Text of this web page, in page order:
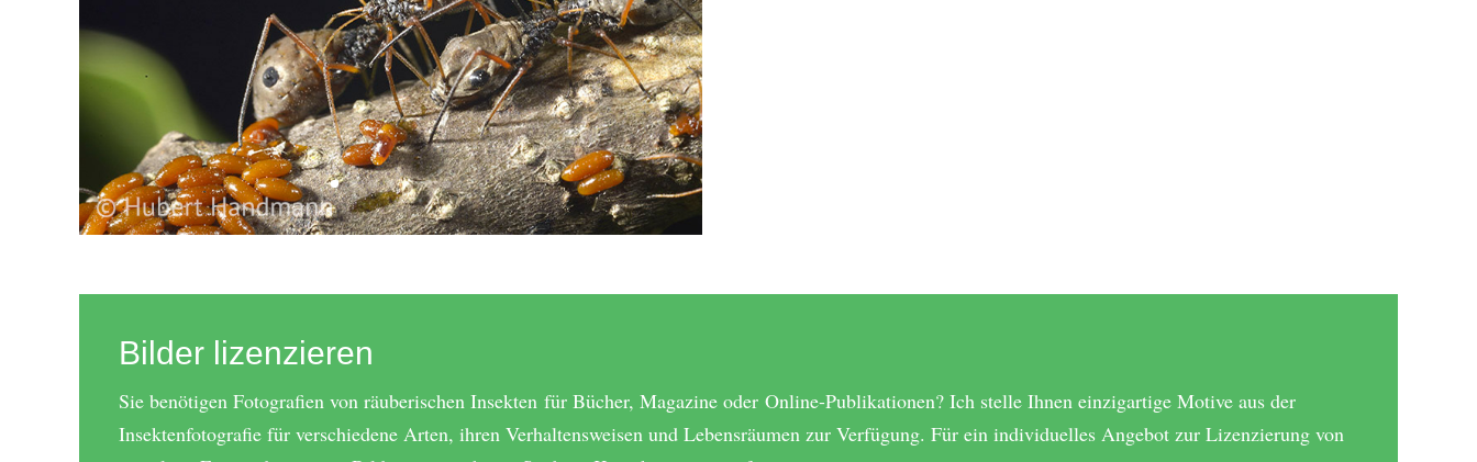
Bilder lizenzieren
Sie benötigen Fotografien von räuberischen Insekten für Bücher, Magazine oder Online-Publikationen? Ich stelle Ihnen einzigartige Motive aus der
Insektenfotografie für verschiedene Arten, ihren Verhaltensweisen und Lebensräumen zur Verfügung. Für ein individuelles Angebot zur Lizenzierung von